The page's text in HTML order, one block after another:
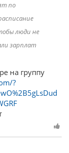
по
люди не
зарплат
на группу
?